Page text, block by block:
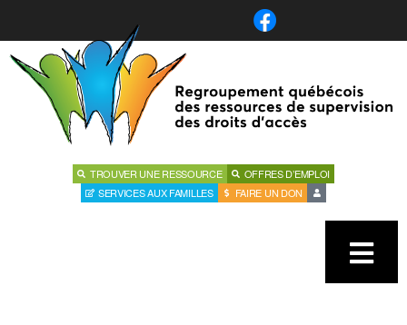
TROUVER UNE RESSOURCE
OFFRES D’EMPLOI
SERVICES AUX FAMILLES
FAIRE UN DON